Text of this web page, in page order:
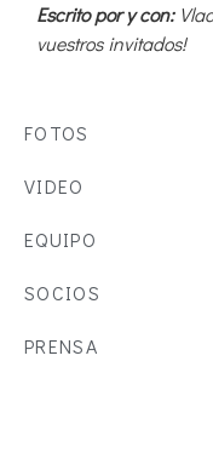
Escrito por y con:
vuestros invitados!
FOTOS
VIDEO
EQUIPO
SOCIOS
PRENSA